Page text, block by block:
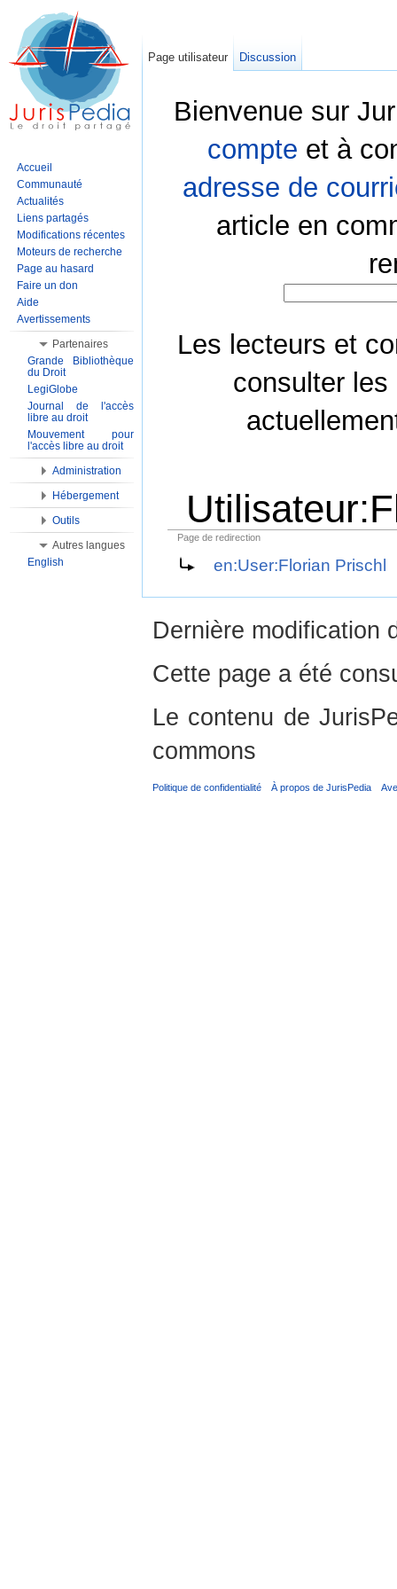
Bienvenue sur
compte et à
adresse de
article en
Les lecteurs et
consulter les
Page de redirection
en:User:Florian Prischl
Page utilisateur Discussion
Accueil
Communauté
Actualités
Liens partagés
Modifications récentes
Moteurs de recherche
Page au hasard
Faire un don
Aide
Avertissements
Partenaires
Grande Bibliothèque
du Droit
LegiGlobe
Journal de l'accès
libre au droit
Mouvement pour
l'accès libre au droit
Administration
Hébergement
Outils
Autres langues
English
Dernière modification
Cette page a été
Le contenu de
commons
Politique de confidentialité À propos de JurisPedia